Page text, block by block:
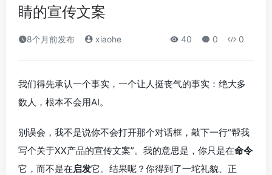
睛的宣传文案
8个月前发布 xiaohe 40 0 0
我们得先承认一个事实，一个让人挺丧气的事实：绝大多
数人，根本不会用AI。
别误会，我不是说你不会打开那个对话框，敲下一行“帮我
写个关于XX产品的宣传文案”。我的意思是，你只是在命令
它，而不是在启发它。结果呢？你得到了一坨礼貌、正